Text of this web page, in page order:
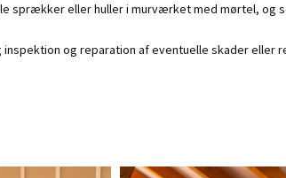
sprækker eller huller i murværket med mørtel, og
inspektion og reparation af eventuelle skader